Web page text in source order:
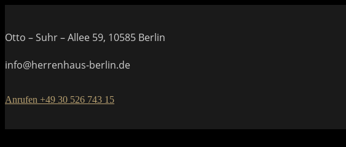
Otto – Suhr – Allee 59, 10585 Berlin
info@herrenhaus-berlin.de
Anrufen +49 30 526 743 15